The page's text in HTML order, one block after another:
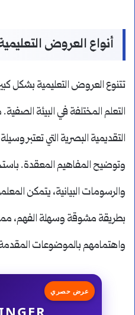
أنواع العروض
تتنوع العروض التعليمية بشكل
التعلم المختلفة في البيئة
التقديمية البصرية التي تعتبر
وتوضيح المفاهيم المعقدة.
والرسومات البيانية، يتمكن
بطريقة مشوقة وسهلة الفهم،
واهتمامهم بالموضوعات
عرض حصري